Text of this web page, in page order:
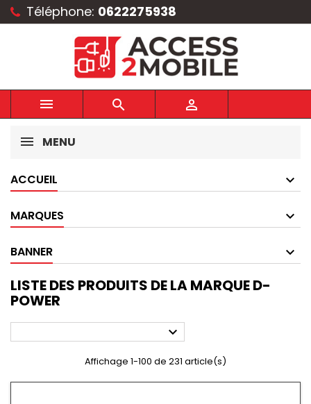
Téléphone: 0622275938
  
MENU
ACCUEIL
MARQUES
BANNER
LISTE DES PRODUITS DE LA MARQUE D-
POWER

Affichage 1-100 de 231 article(s)